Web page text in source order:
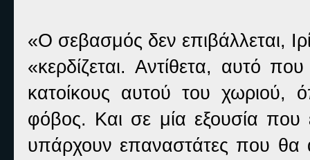
«Ο σεβασμός δεν επιβάλλεται,
«κερδίζεται. Αντίθετα, αυτό
κατοίκους αυτού του χωριού,
φόβος. Και σε μία εξουσία που
υπάρχουν επαναστάτες που θα